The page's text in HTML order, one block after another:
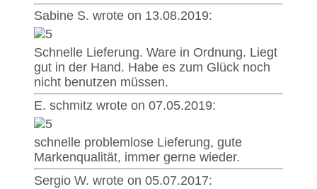
Sabine S. wrote on 13.08.2019:
Schnelle Lieferung. Ware in Ordnung. Liegt
gut in der Hand. Habe es zum Glück noch
nicht benutzen müssen.
E. schmitz wrote on 07.05.2019:
schnelle problemlose Lieferung, gute
Markenqualität, immer gerne wieder.
Sergio W. wrote on 05.07.2017: